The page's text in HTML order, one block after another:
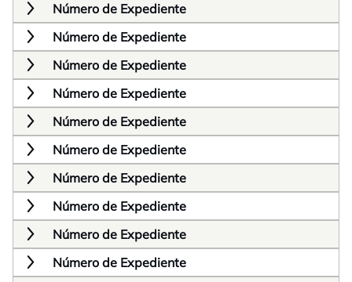
Número de Expediente
Número de Expediente
Número de Expediente
Número de Expediente
Número de Expediente
Número de Expediente
Número de Expediente
Número de Expediente
Número de Expediente
Número de Expediente